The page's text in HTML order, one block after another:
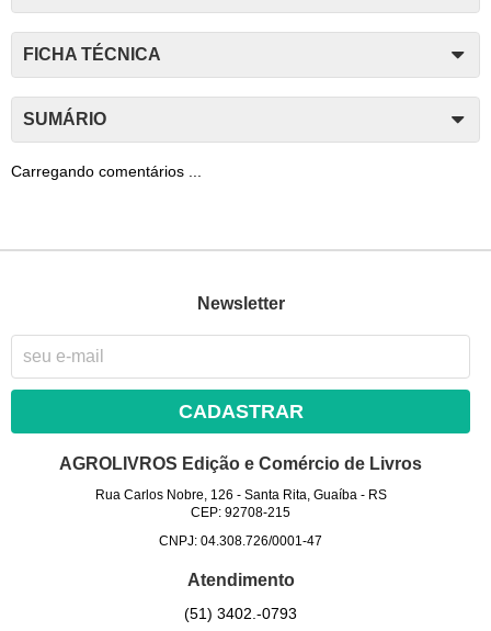
FICHA TÉCNICA
SUMÁRIO
Carregando comentários ...
Newsletter
CADASTRAR
AGROLIVROS Edição e Comércio de Livros
Rua Carlos Nobre, 126 - Santa Rita, Guaíba- RS
CEP: 92708-215
CNPJ: 04.308.726/0001-47
Atendimento
(51) 3402.-0793